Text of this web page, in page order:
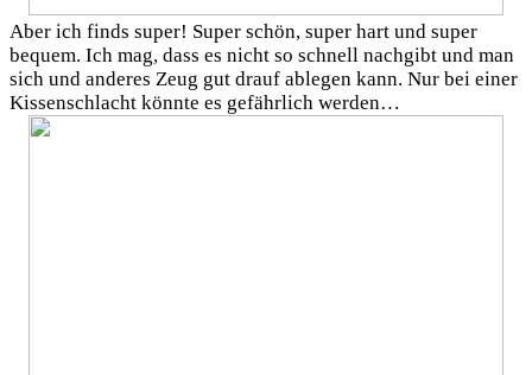
Aber ich finds super! Super schön, super hart und super
bequem. Ich mag, dass es nicht so schnell nachgibt und man
sich und anderes Zeug gut drauf ablegen kann. Nur bei einer
Kissenschlacht könnte es gefährlich werden…